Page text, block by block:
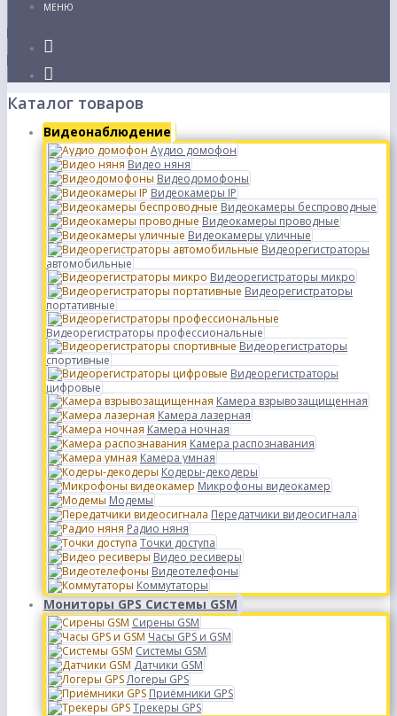
МЕНЮ
Каталог товаров
Видеонаблюдение
Аудио домофон
Видео няня
Видеодомофоны
Видеокамеры IP
Видеокамеры беспроводные
Видеокамеры проводные
Видеокамеры уличные
Видеорегистраторы
автомобильные
Видеорегистраторы микро
Видеорегистраторы
портативные
Видеорегистраторы профессиональные
Видеорегистраторы
спортивные
Видеорегистраторы
цифровые
Камера взрывозащищенная
Камера лазерная
Камера ночная
Камера распознавания
Камера умная
Кодеры-декодеры
Микрофоны видеокамер
Модемы
Передатчики видеосигнала
Радио няня
Точки доступа
Видео ресиверы
Видеотелефоны
Коммутаторы
Мониторы GPS Системы GSM
Сирены GSM
Часы GPS и GSM
Системы GSM
Датчики GSM
Логеры GPS
Приёмники GPS
Трекеры GPS